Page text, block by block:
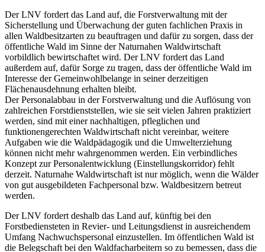
Der LNV fordert das Land auf, die Forstverwaltung mit der
Sicherstellung und Überwachung der guten fachlichen Praxis in
allen Waldbesitzarten zu beauftragen und dafür zu sorgen, dass der
öffentliche Wald im Sinne der Naturnahen Waldwirtschaft
vorbildlich bewirtschaftet wird. Der LNV fordert das Land
außerdem auf, dafür Sorge zu tragen, dass der öffentliche Wald im
Interesse der Gemeinwohlbelange in seiner derzeitigen
Flächenausdehnung erhalten bleibt.
Der Personalabbau in der Forstverwaltung und die Auflösung von
zahlreichen Forstdienststellen, wie sie seit vielen Jahren praktiziert
werden, sind mit einer nachhaltigen, pfleglichen und
funktionengerechten Waldwirtschaft nicht vereinbar, weitere
Aufgaben wie die Waldpädagogik und die Umwelterziehung
können nicht mehr wahrgenommen werden. Ein verbindliches
Konzept zur Personalentwicklung (Einstellungskorridor) fehlt
derzeit. Naturnahe Waldwirtschaft ist nur möglich, wenn die Wälder
von gut ausgebildeten Fachpersonal bzw. Waldbesitzern betreut
werden.
Der LNV fordert deshalb das Land auf, künftig bei den
Forstbediensteten in Revier- und Leitungsdienst in ausreichendem
Umfang Nachwuchspersonal einzustellen. Im öffentlichen Wald ist
die Belegschaft bei den Waldfacharbeitern so zu bemessen, dass die